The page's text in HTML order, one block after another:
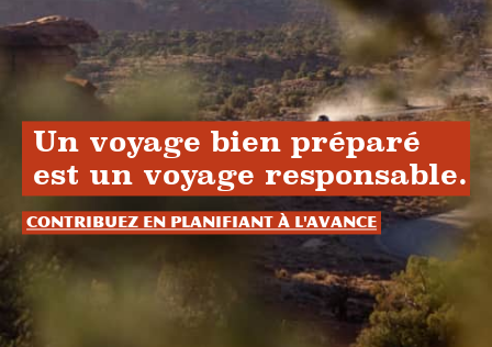
Un voyage bien préparé
est un voyage responsable.
Contribuez en planifiant à l'avance